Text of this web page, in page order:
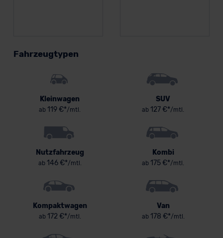
Fahrzeugtypen
Kleinwagen
ab 119 €*/mtl.
SUV
ab 127 €*/mtl.
Nutzfahrzeug
ab146 €*/mtl.
Kombi
ab 175 €*/mtl.
Kompaktwagen
ab172 €*/mtl.
Van
ab178 €*/mtl.